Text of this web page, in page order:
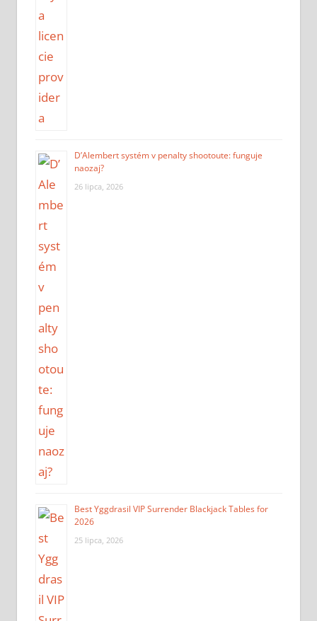
D’Alembert systém v penalty shootoute: funguje
naozaj?
26 lipca, 2026
Best Yggdrasil VIP Surrender Blackjack Tables for
2026
25 lipca, 2026